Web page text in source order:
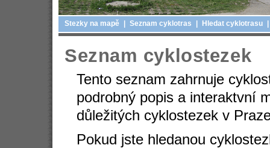
Stezky na mapě Seznam cyklotras Hledat cyklotrasu
Seznam cyklostezek
Tento seznam zahrnuje
podrobný popis a interaktvní
důležitých cyklostezek v
Pokud jste hledanou